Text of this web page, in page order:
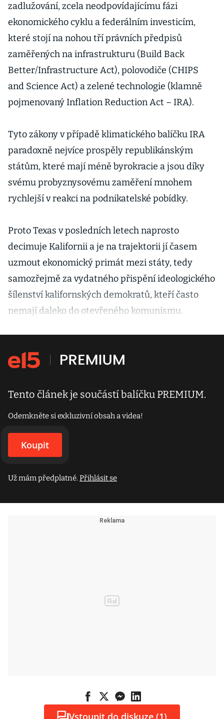
zadlužování, zcela neodpovídajícímu fázi
ekonomického cyklu a federálním investicím,
které stojí na nohou tří právních předpisů
zaměřených na infrastrukturu (Build Back
Better/Infrastructure Act), polovodiče (CHIPS
and Science Act) a zelené technologie (klamně
pojmenovaný Inflation Reduction Act – IRA).
Tyto zákony v případě klimatického balíčku IRA
paradoxně nejvíce prospěly republikánským
státům, které mají méně byrokracie a jsou díky
svému probyznysovému zaměření mnohem
rychlejší v reakci na podnikatelské pobídky.
Proto Texas v posledních letech naprosto
decimuje Kalifornii a je na trajektorii jí časem
uzmout ekonomický primát mezi státy, tedy
samozřejmě za vydatného přispění ideologického
šílenství kalifornských demokratů, kteří často
nemají daleko do otevřeného komunismu.
Tento článek je součástí balíčku PREMIUM.
Odemkněte si exkluzivní obsah a videa!
Koupit
Už mám předplatné.Přihlásit se
Vstoupit do diskuze (1)